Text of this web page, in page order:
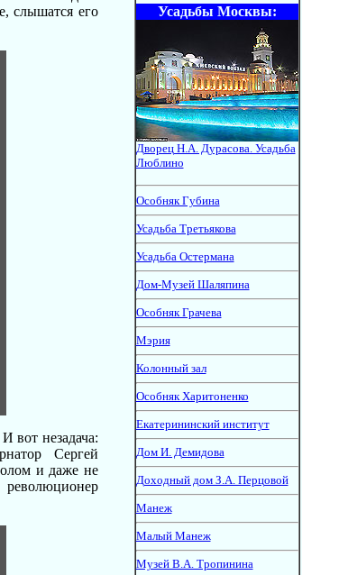
слышатся его
вот незадача:
Сергей
и даже не
Усадьбы Москвы:
Дворец Н.А. Дурасова. Усадьба
Люблино
Особняк Губина
Усадьба Третьякова
Усадьба Остермана
Дом-Музей Шаляпина
Особняк Грачева
Мэрия
Колонный зал
Особняк Харитоненко
Екатерининский институт
Дом И. Демидова
Доходный дом З.А. Перцовой
Манеж
Малый Манеж
Музей В.А. Тропинина